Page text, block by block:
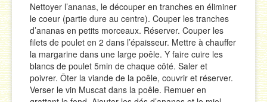
Nettoyer l’ananas, le découper en tranches en éliminer
le coeur (partie dure au centre). Couper les tranches
d’ananas en petits morceaux. Réserver. Couper les
filets de poulet en 2 dans l’épaisseur. Mettre à chauffer
la margarine dans une large poêle. Y faire cuire les
blancs de poulet 5min de chaque côté. Saler et
poivrer. Ôter la viande de la poêle, couvrir et réserver.
Verser le vin Muscat dans la poêle. Remuer en